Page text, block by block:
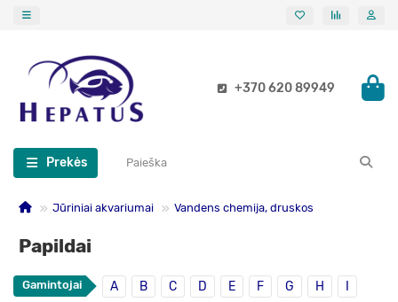
+370 620 89949
Prekės
Jūriniai akvariumai Vandens chemija, druskos
Papildai
Gamintojai A B C D E F G H